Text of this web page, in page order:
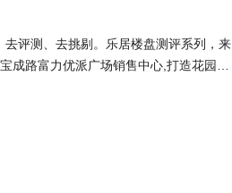
评测、去挑剔。乐居楼盘测评系列，来